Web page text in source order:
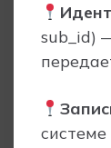
sub_id)